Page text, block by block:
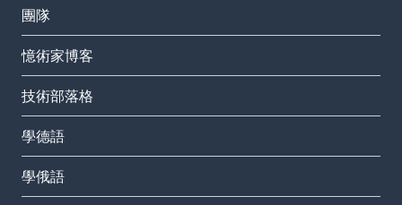
團隊
憶術家博客
技術部落格
學德語
學俄語